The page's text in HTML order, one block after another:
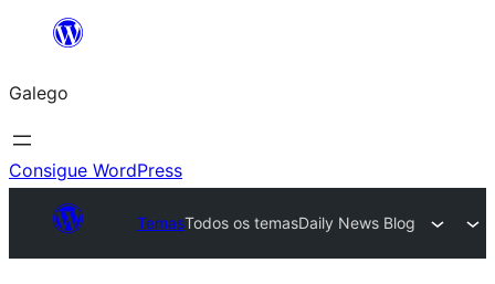
Saltar
contido
Galego
Consigue WordPress
TemasTodos os temasDaily News Blog